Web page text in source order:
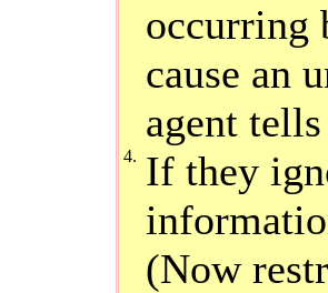
occurring
cause an
agent
4. If they
(Now